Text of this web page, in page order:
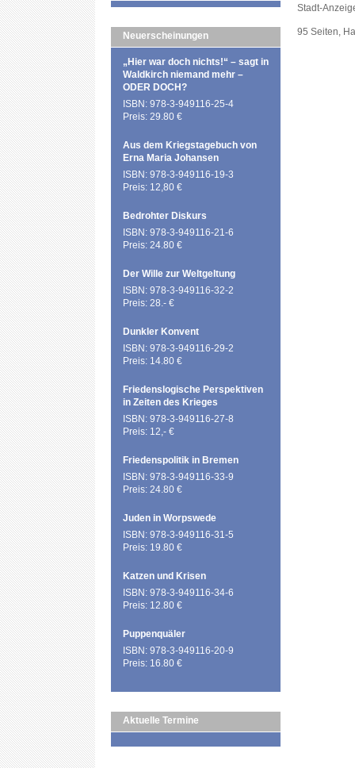
Neuerscheinungen
„Hier war doch nichts!“ – sagt in
Waldkirch niemand mehr –
ODER DOCH?
ISBN: 978-3-949116-25-4
Preis: 29.80 €
Aus dem Kriegstagebuch von
Erna Maria Johansen
ISBN: 978-3-949116-19-3
Preis: 12,80 €
Bedrohter Diskurs
ISBN: 978-3-949116-21-6
Preis: 24.80 €
Der Wille zur Weltgeltung
ISBN: 978-3-949116-32-2
Preis: 28.- €
Dunkler Konvent
ISBN: 978-3-949116-29-2
Preis: 14.80 €
Friedenslogische Perspektiven
in Zeiten des Krieges
ISBN: 978-3-949116-27-8
Preis: 12,- €
Friedenspolitik in Bremen
ISBN: 978-3-949116-33-9
Preis: 24.80 €
Juden in Worpswede
ISBN: 978-3-949116-31-5
Preis: 19.80 €
Katzen und Krisen
ISBN: 978-3-949116-34-6
Preis: 12.80 €
Puppenquäler
ISBN: 978-3-949116-20-9
Preis: 16.80 €
Aktuelle Termine
Stadt-
95 Seiten,